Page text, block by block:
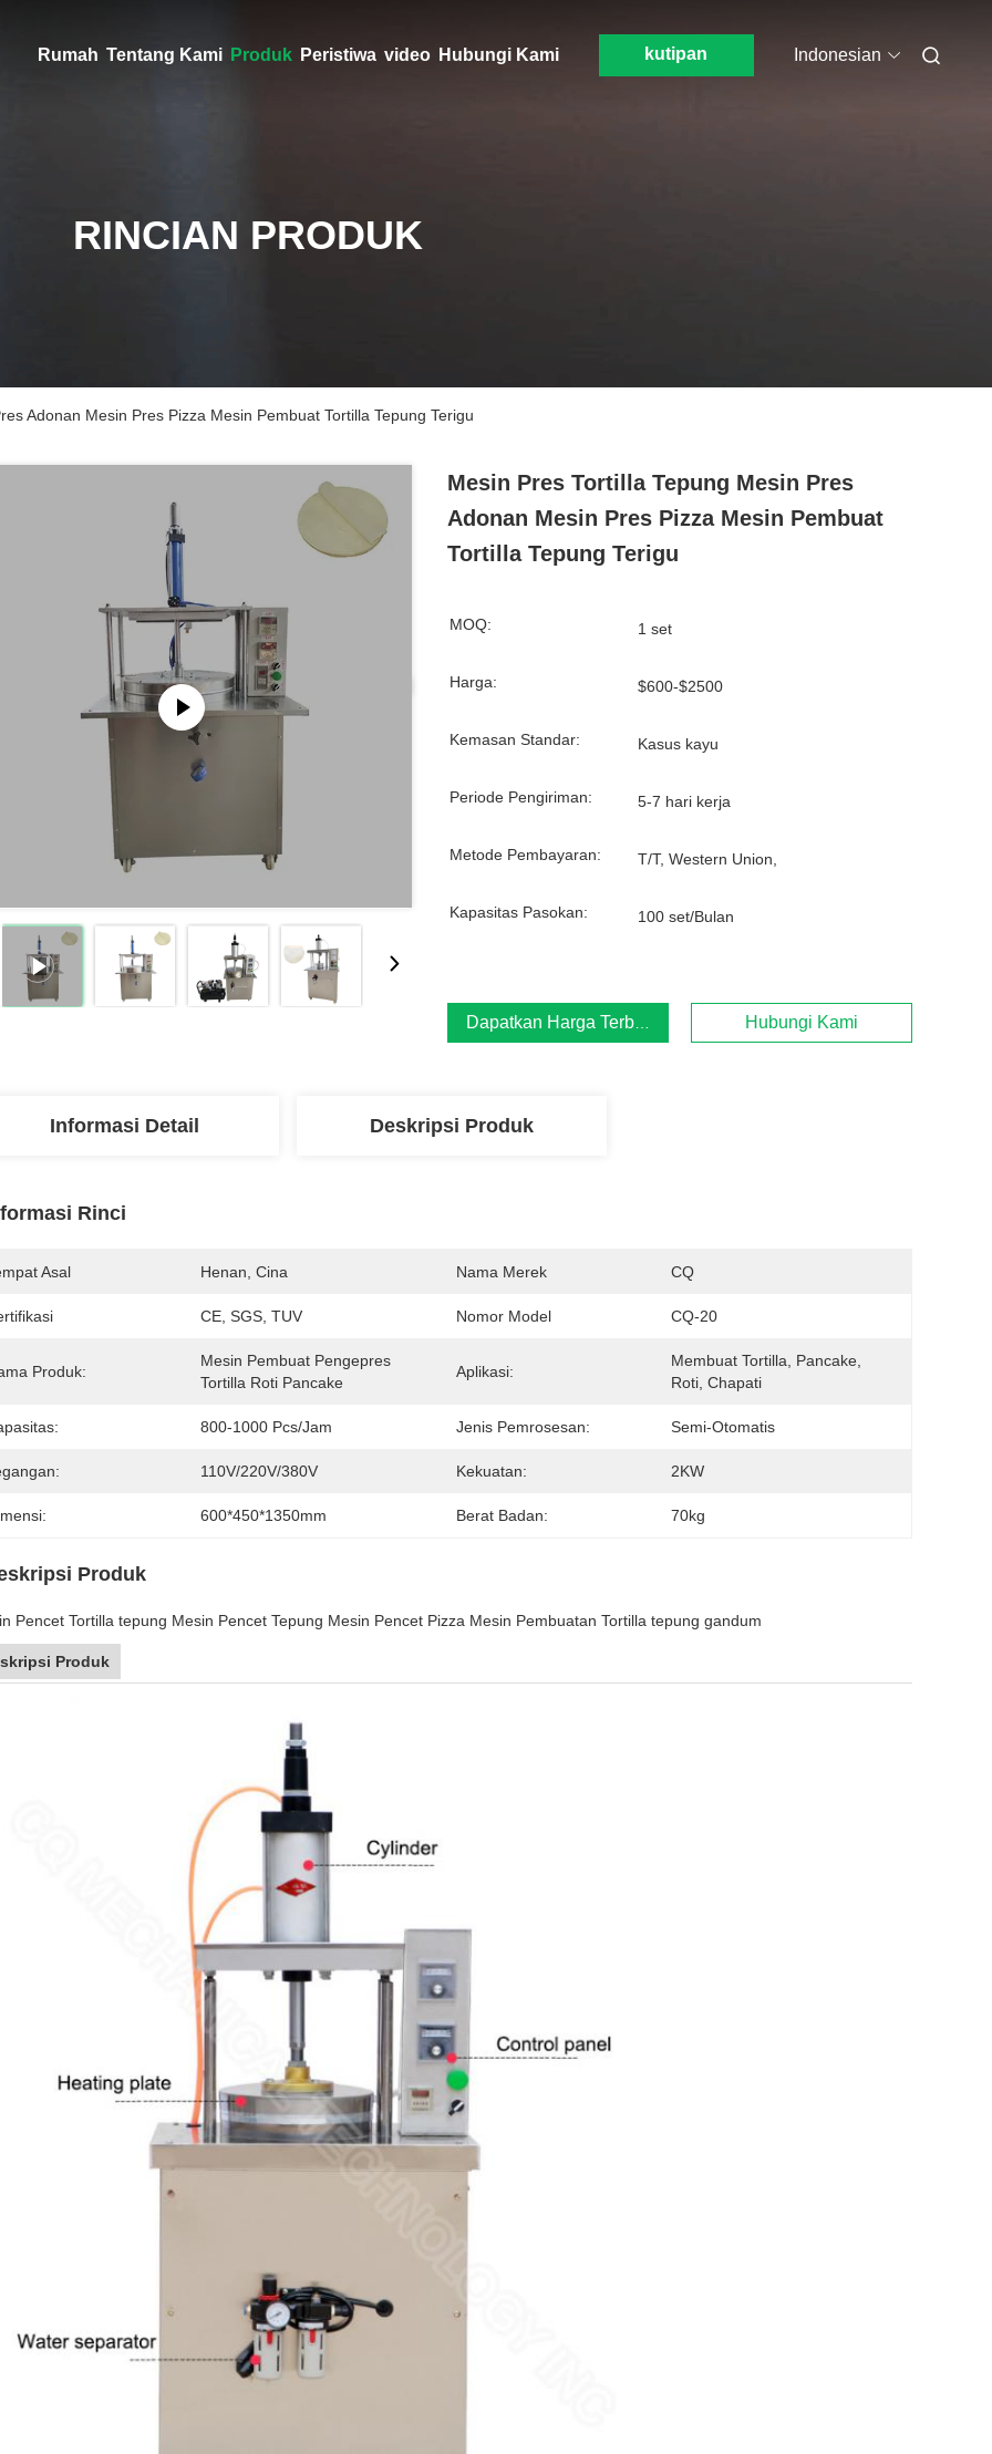
Rumah Tentang Kami Produk Peristiwa video Hubungi Kami kutipan Indonesian
RINCIAN PRODUK
Adonan Mesin Pres Pizza Mesin Pembuat Tortilla Tepung Terigu
Mesin Pres Tortilla Tepung Mesin Pres
Adonan Mesin Pres Pizza Mesin Pembuat
Tortilla Tepung Terigu
MOQ: 1 set
Harga: $600-$2500
Kemasan Standar: Kasus kayu
Periode Pengiriman: 5-7 hari kerja
Metode Pembayaran: T/T, Western Union,
Kapasitas Pasokan: 100 set/Bulan
Dapatkan Harga Terbaik Hubungi Kami
Informasi Detail Deskripsi Produk
Rinci
Asal Henan, Cina Nama Merek CQ
CE, SGS, TUV Nomor Model CQ-20
Produk:
Mesin Pembuat Pengepres
Tortilla Roti Pancake
Aplikasi:
Membuat Tortilla, Pancake,
Roti, Chapati
800-1000 Pcs/jam Jenis Pemrosesan: Semi-Otomatis
110V/220V/380V Kekuatan: 2KW
600*450*1350mm Berat Badan: 70kg
Produk
Pencet Tortilla tepung Mesin Pencet Tepung Mesin Pencet Pizza Mesin Pembuatan Tortilla tepung gandum
Produk